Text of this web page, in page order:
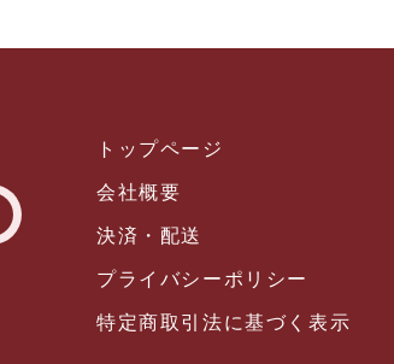
トップページ
会社概要
決済・配送
プライバシーポリシー
特定商取引法に基づく表示